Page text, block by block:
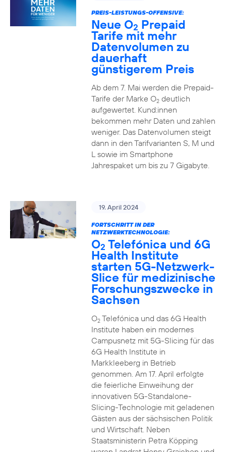
PREIS-LEISTUNGS-OFFENSIVE:
Neue O2 Prepaid
Tarife mit mehr
Datenvolumen zu
dauerhaft
günstigerem Preis
Ab dem 7. Mai werden die Prepaid-
Tarife der Marke O2deutlich
aufgewertet. Kund:innen
bekommen mehr Daten und zahlen
weniger. Das Datenvolumen steigt
dann in den Tarifvarianten S, M und
L sowie im Smartphone
Jahrespaket um bis zu 7 Gigabyte.
19. April 2024
FORTSCHRITT IN DER
NETZWERKTECHNOLOGIE:
O2 Telefónica und 6G
Health Institute
starten 5G-Netzwerk-
Slice für medizinische
Forschungszwecke in
Sachsen
O2Telefónica und das 6G Health
Institute haben ein modernes
Campusnetz mit 5G-Slicing für das
6G Health Institute in
Markkleeberg in Betrieb
genommen. Am 17. April erfolgte
die feierliche Einweihung der
innovativen 5G-Standalone-
Slicing-Technologie mit geladenen
Gästen aus der sächsischen Politik
und Wirtschaft. Neben
Staatsministerin Petra Köpping